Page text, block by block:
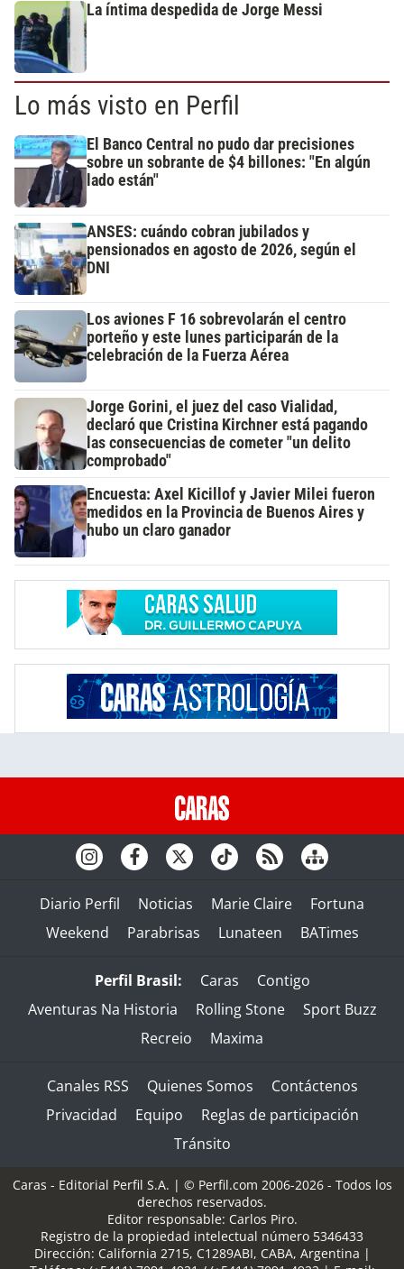
La íntima despedida de Jorge Messi
Lo más visto en Perfil
El Banco Central no pudo dar precisiones
sobre un sobrante de $4 billones: "En algún
lado están"
ANSES: cuándo cobran jubilados y
pensionados en agosto de 2026, según el
DNI
Los aviones F 16 sobrevolarán el centro
porteño y este lunes participarán de la
celebración de la Fuerza Aérea
Jorge Gorini, el juez del caso Vialidad,
declaró que Cristina Kirchner está pagando
las consecuencias de cometer "un delito
comprobado"
Encuesta: Axel Kicillof y Javier Milei fueron
medidos en la Provincia de Buenos Aires y
hubo un claro ganador
Diario Perfil Noticias Marie Claire
Fortuna
Weekend
Parabrisas Lunateen BATimes
Perfil Brasil: Caras
Contigo
Aventuras Na Historia
Rolling Stone
Sport Buzz
Recreio
Maxima
Canales RSS Quienes Somos
Contáctenos
Privacidad
Equipo
Reglas de participación
Tránsito
Caras - Editorial Perfil S.A. | © Perfil.com 2006-2026 - Todos los
derechos reservados.
Editor responsable: Carlos Piro.
Registro de la propiedad intelectual número 5346433
Dirección: California 2715, C1289ABI, CABA, Argentina |